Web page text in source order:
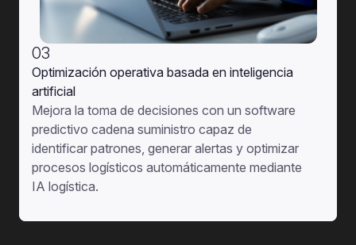
03
Optimización operativa basada en inteligencia
artificial
Mejora la toma de decisiones con un software
predictivo cadena suministro capaz de
identificar patrones, generar alertas y optimizar
procesos logísticos automáticamente mediante
IA logística.